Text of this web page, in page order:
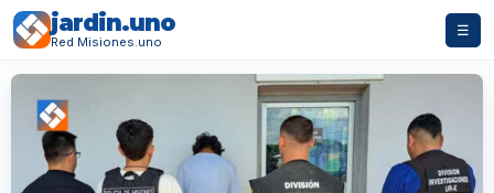
jardin.uno
Red Misiones.uno
☰